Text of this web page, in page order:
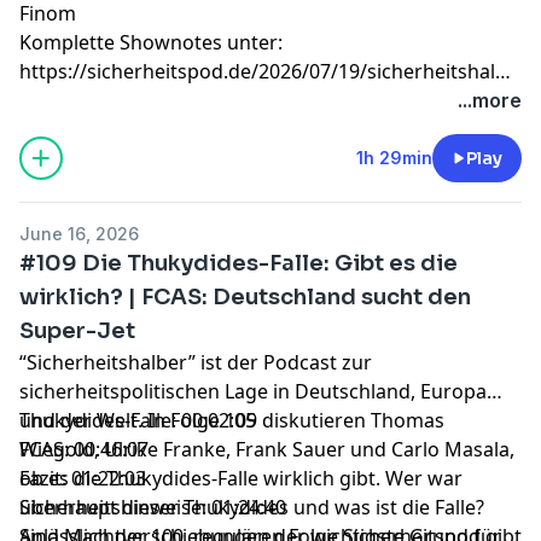
Finom
Komplette Shownotes unter:
https://sicherheitspod.de/2026/07/19/sicherheitshalber-
...more
1h 29min Play
June 16, 2026
#109 Die Thukydides-Falle: Gibt es die
wirklich? | FCAS: Deutschland sucht den
Super-Jet
“Sicherheitshalber” ist der Podcast zur
sicherheitspolitischen Lage in Deutschland, Europa
und der Welt. In Folge 109 diskutieren Thomas
Wiegold, Ulrike Franke, Frank Sauer und Carlo Masala,
ob es die Thukydides-Falle wirklich gibt. Wer war
überhaupt dieser Thukydides und was ist die Falle?
Thukydides-Falle: 00:02:05
FCAS: 00:46:07
Fazit: 01:22:03
Sicherheitshinweise: 01:24:40